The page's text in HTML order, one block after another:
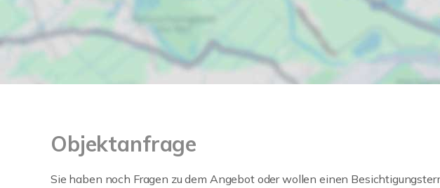
Objektanfrage
Sie haben noch Fragen zu dem Angebot oder wollen einen